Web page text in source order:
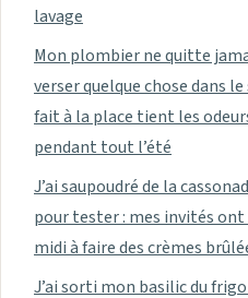
lavage
Mon plombier ne quitte
verser quelque chose dans
fait à la place tient les
pendant tout l’été
J’ai saupoudré de la
pour tester : mes invités ont
midi à faire des crèmes
J’ai sorti mon basilic du